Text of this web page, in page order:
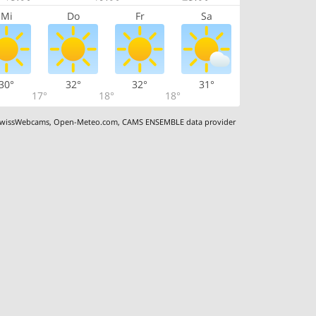
Mi Do Fr Sa
17°
32°
18°
32°
18°
31°
,Open-Meteo.com,CAMS ENSEMBLE data provider